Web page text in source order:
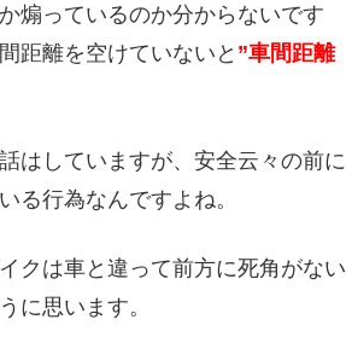
煽っているのか分からないです
距離を空けていないと ”車間距離
はしていますが、安全云々の前に
る行為なんですよね。
クは車と違って前方に死角がない
に思います。